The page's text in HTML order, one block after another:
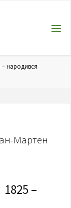
– народився
Мартен
1825 –